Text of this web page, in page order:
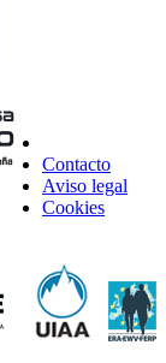
Contacto
Aviso legal
Cookies